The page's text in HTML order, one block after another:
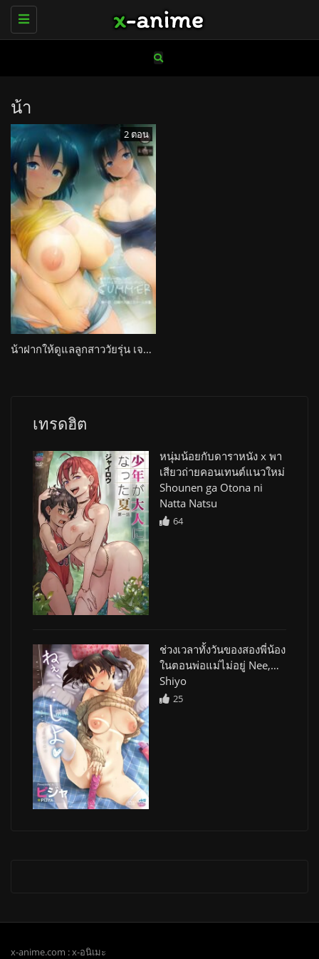
Toggle
navigation
น้า
2 ตอน
น้าฝากให้ดูแลลูกสาววัยรุ่น เจอเธอตอนรับยั่วเสียวทั้งวัน Summer: Inaka no Seikatsu
เทรดฮิต
หนุ่มน้อยกับดาราหนัง x พา
เสียวถ่ายคอนเทนต์แนวใหม่
Shounen ga Otona ni
Natta Natsu
64
ช่วงเวลาทั้งวันของสองพี่น้อง
ในตอนพ่อแม่ไม่อยู่ Nee,…
Shiyo
25
x-anime.com : x-อนิเมะ